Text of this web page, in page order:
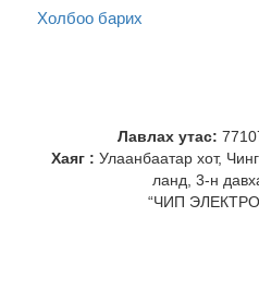
Холбоо барих
Лавлах утас:
Хаяг : Улаанбаатар хот,
ланд, 3-н
“ЧИП